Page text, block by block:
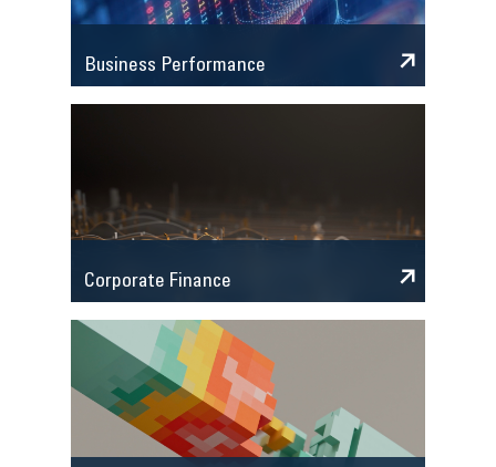
Business Performance
Corporate Finance